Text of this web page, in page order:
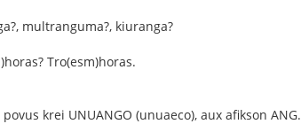
multranguma?, kiuranga?
Tro(esm)horas.
povus krei UNUANGO (unuaeco), aux afikson ANG.